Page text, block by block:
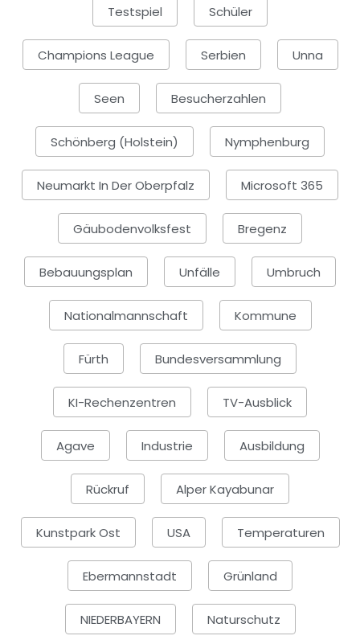
Testspiel Schüler
Champions League Serbien Unna
Seen Besucherzahlen
Schönberg (Holstein) Nymphenburg
Neumarkt In Der Oberpfalz Microsoft 365
Gäubodenvolksfest Bregenz
Bebauungsplan Unfälle Umbruch
Nationalmannschaft Kommune
Fürth Bundesversammlung
KI-Rechenzentren TV-Ausblick
Agave Industrie Ausbildung
Rückruf Alper Kayabunar
Kunstpark Ost USA Temperaturen
Ebermannstadt Grünland
NIEDERBAYERN Naturschutz